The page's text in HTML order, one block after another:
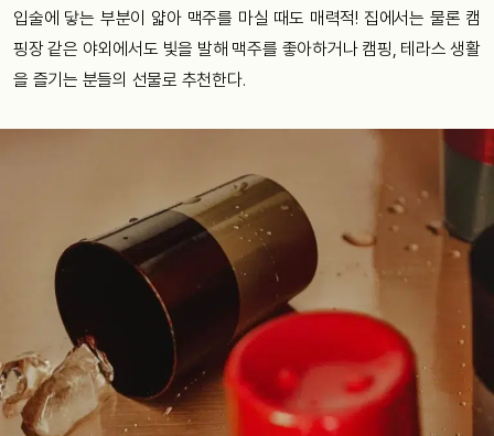
입술에 닿는 부분이 얇아 맥주를 마실 때도 매력적! 집에서는 물론 캠
핑장 같은 야외에서도 빛을 발해 맥주를 좋아하거나 캠핑, 테라스 생활
을 즐기는 분들의 선물로 추천한다.